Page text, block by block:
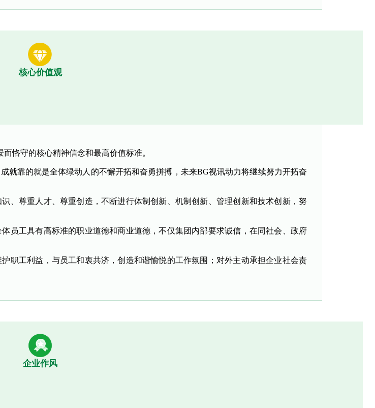
核心价值观
恪守的核心精神信念和最高价值标准。
就靠的就是全体绿动人的不懈开拓和奋勇拼搏，未来BG视讯动力将继续努力开拓奋
、尊重人才、尊重创造，不断进行体制创新、机制创新、管理创新和技术创新，努
员工具有高标准的职业道德和商业道德，不仅集团内部要求诚信，在同社会、政府
职工利益，与员工和衷共济，创造和谐愉悦的工作氛围；对外主动承担企业社会责
企业作风